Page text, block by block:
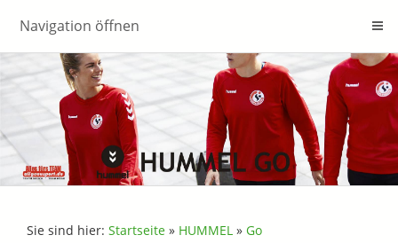
Navigation öffnen
Sie sind hier: Startseite » HUMMEL » Go